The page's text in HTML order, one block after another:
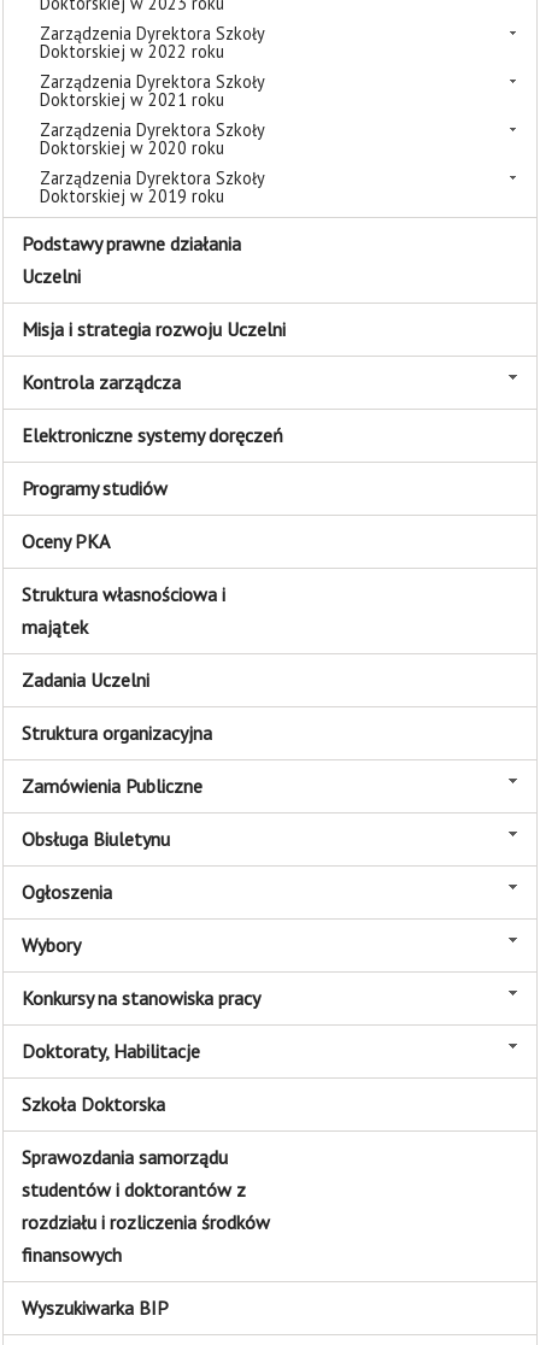
Zarządzenia Dyrektora Szkoły
Doktorskiej w 2022 roku
Zarządzenia Dyrektora Szkoły
Doktorskiej w 2021 roku
Zarządzenia Dyrektora Szkoły
Doktorskiej w 2020 roku
Zarządzenia Dyrektora Szkoły
Doktorskiej w 2019 roku
Podstawy prawne działania
Uczelni
Misja i strategia rozwoju Uczelni
Kontrola zarządcza
Elektroniczne systemy doręczeń
Programy studiów
Oceny PKA
Struktura własnościowa i
majątek
Zadania Uczelni
Struktura organizacyjna
Zamówienia Publiczne
Obsługa Biuletynu
Ogłoszenia
Wybory
Konkursy na stanowiska pracy
Doktoraty, Habilitacje
Szkoła Doktorska
Sprawozdania samorządu
studentów i doktorantów z
rozdziału i rozliczenia środków
finansowych
Wyszukiwarka BIP